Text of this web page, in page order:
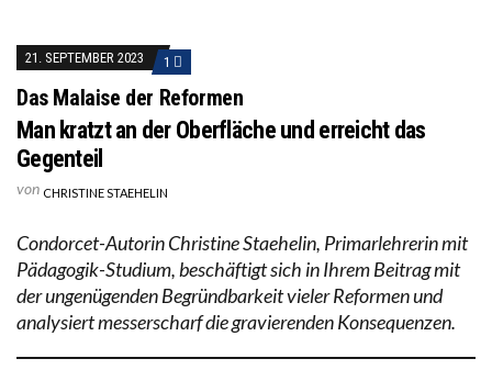
21. SEPTEMBER 2023 1
Das Malaise der Reformen
Man kratzt an der Oberfläche und erreicht das
Gegenteil
von CHRISTINE STAEHELIN
Condorcet-Autorin Christine Staehelin, Primarlehrerin mit
Pädagogik-Studium, beschäftigt sich in Ihrem Beitrag mit
der ungenügenden Begründbarkeit vieler Reformen und
analysiert messerscharf die gravierenden Konsequenzen.